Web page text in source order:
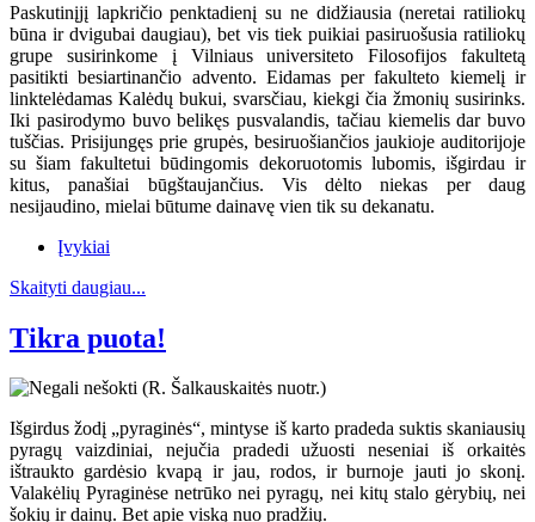
Paskutinįjį lapkričio penktadienį su ne didžiausia (neretai ratiliokų
būna ir dvigubai daugiau), bet vis tiek puikiai pasiruošusia ratiliokų
grupe susirinkome į Vilniaus universiteto Filosofijos fakultetą
pasitikti besiartinančio advento. Eidamas per fakulteto kiemelį ir
linktelėdamas Kalėdų bukui, svarsčiau, kiekgi čia žmonių susirinks.
Iki pasirodymo buvo belikęs pusvalandis, tačiau kiemelis dar buvo
tuščias. Prisijungęs prie grupės, besiruošiančios jaukioje auditorijoje
su šiam fakultetui būdingomis dekoruotomis lubomis, išgirdau ir
kitus, panašiai būgštaujančius. Vis dėlto niekas per daug
nesijaudino, mielai būtume dainavę vien tik su dekanatu.
Įvykiai
Skaityti daugiau...
Tikra puota!
Išgirdus žodį „pyraginės“, mintyse iš karto pradeda suktis skaniausių
pyragų vaizdiniai, nejučia pradedi užuosti neseniai iš orkaitės
ištraukto gardėsio kvapą ir jau, rodos, ir burnoje jauti jo skonį.
Valakėlių Pyraginėse netrūko nei pyragų, nei kitų stalo gėrybių, nei
šokių ir dainų. Bet apie viską nuo pradžių.